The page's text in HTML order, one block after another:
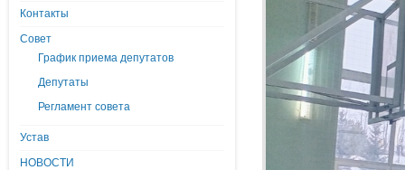
Контакты
Совет
График приема депутатов
Депутаты
Регламент совета
Устав
НОВОСТИ